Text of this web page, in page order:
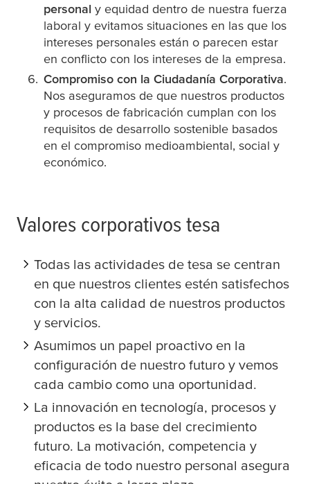
personal y equidad dentro de nuestra fuerza
laboral y evitamos situaciones en las que los
intereses personales están o parecen estar
en conflicto con los intereses de la empresa.
Compromiso con la Ciudadanía Corporativa.
Nos aseguramos de que nuestros productos
y procesos de fabricación cumplan con los
requisitos de desarrollo sostenible basados
en el compromiso medioambiental, social y
económico.
Valores corporativos tesa
Todas las actividades de tesa se centran
en que nuestros clientes estén satisfechos
con la alta calidad de nuestros productos
y servicios.
Asumimos un papel proactivo en la
configuración de nuestro futuro y vemos
cada cambio como una oportunidad.
La innovación en tecnología, procesos y
productos es la base del crecimiento
futuro. La motivación, competencia y
eficacia de todo nuestro personal asegura